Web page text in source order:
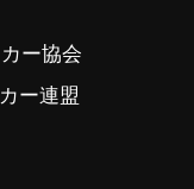
ー協会
ー連盟